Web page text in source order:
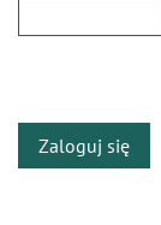
Zaloguj się